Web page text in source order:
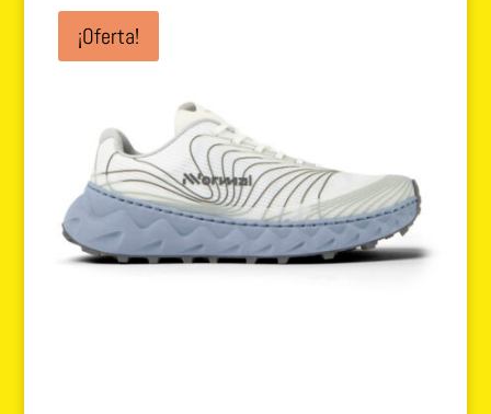
era:
160.00 €.
es:
¡Oferta!